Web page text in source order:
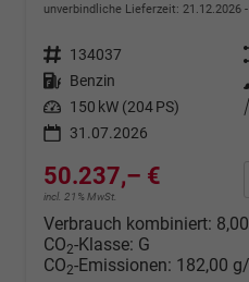
unverbindliche Lieferzeit: 21.12.2026
Fahrzeugnr. 134037
Kraftstoff Benzin
Leistung 150 kW (204 PS)
31.07.2026
50.237,– €
incl. 21% MwSt.
Verbrauch kombiniert:
CO2-Klasse: G
CO2-Emissionen: 182,00